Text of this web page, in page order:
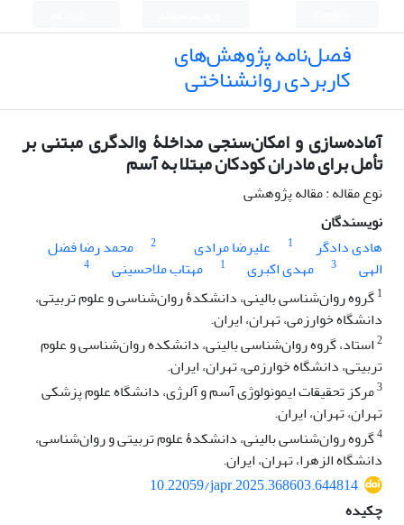
فصل‌نامه پژوهش‌های
کاربردی روانشناختی
آماده‌سازی و امکان‌سنجی مداخلۀ والدگری مبتنی بر
تأمل برای مادران کودکان مبتلا به آسم
نوع مقاله : مقاله پژوهشی
نویسندگان
هادی دادگر
1 علیرضا مرادی 2
محمد رضا فضل
الهی
3 مهدی اکبری 1 مهتاب ملاحسینی
4
1گروه روان‌شناسی بالینی، دانشکدۀ روان‌شناسی و علوم تربیتی،
دانشگاه خوارزمی، تهران، ایران.
2استاد، گروه روان‌شناسی بالینی، دانشکده روان‌شناسی و علوم
تربیتی، دانشگاه خوارزمی، تهران، ایران.
3مرکز تحقیقات ایمونولوژی آسم و آلرژی، دانشگاه علوم پزشکی
تهران، تهران، ایران.
4گروه روان‌شناسی بالینی، دانشکدۀ علوم تربیتی و روان‌شناسی،
دانشگاه الزهرا، تهران، ایران.
10.22059/japr.2025.368603.644814
چکیده